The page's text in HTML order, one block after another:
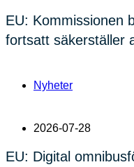
EU: Kommissionen
fortsatt säkerställer
Nyheter
2026-07-28
EU: Digital